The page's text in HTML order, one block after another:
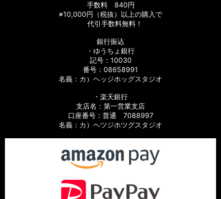
手数料 840円
※10,000円（税抜）以上の購入で
代引手数料無料！
銀行振込
・ゆうちょ銀行
記号：10030
番号：08658991
名義：カ）ヘッジホッグスタジオ
・楽天銀行
支店名：第一営業支店
口座番号：普通 7088997
名義：カ）ヘツジホツグスタジオ